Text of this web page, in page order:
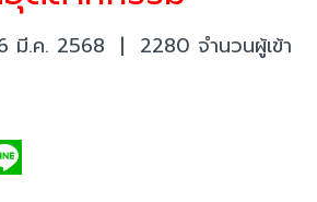
มี.ค. 2568 | 2280 จำนวนผู้เข้า